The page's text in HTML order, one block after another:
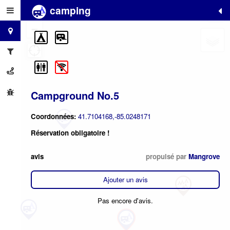
camping
Campground No.5
Coordonnées: 41.7104168,-85.0248171
Réservation obligatoire !
avis propulsé par Mangrove
Ajouter un avis
Pas encore d'avis.
+
−